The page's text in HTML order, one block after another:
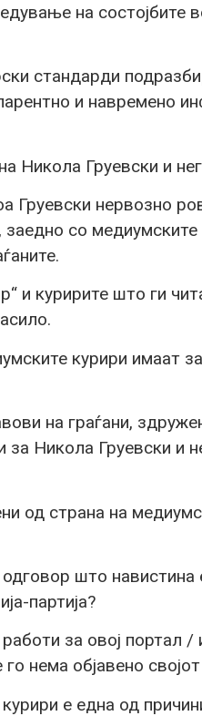
на состојбите
стандарди
и навремено
Никола Груевски и
Груевски нервозно
со
и куририте што ги
курири имаат
на граѓани,
за Никола Груевски и
од страна на
што навистина
партија?
за овој портал
го нема објавено
е една од